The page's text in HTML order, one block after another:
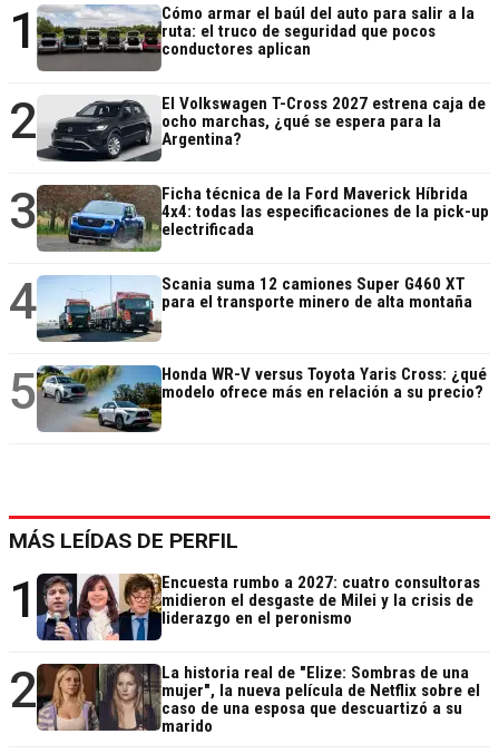
1
Cómo armar el baúl del auto para salir a la
ruta: el truco de seguridad que pocos
conductores aplican
2
El Volkswagen T-Cross 2027 estrena caja de
ocho marchas, ¿qué se espera para la
Argentina?
3
Ficha técnica de la Ford Maverick Híbrida
4x4: todas las especificaciones de la pick-up
electrificada
4
Scania suma 12 camiones Super G460 XT
para el transporte minero de alta montaña
5
Honda WR-V versus Toyota Yaris Cross: ¿qué
modelo ofrece más en relación a su precio?
MÁS LEÍDAS DE PERFIL
1
Encuesta rumbo a 2027: cuatro consultoras
midieron el desgaste de Milei y la crisis de
liderazgo en el peronismo
2
La historia real de "Elize: Sombras de una
mujer", la nueva película de Netflix sobre el
caso de una esposa que descuartizó a su
marido